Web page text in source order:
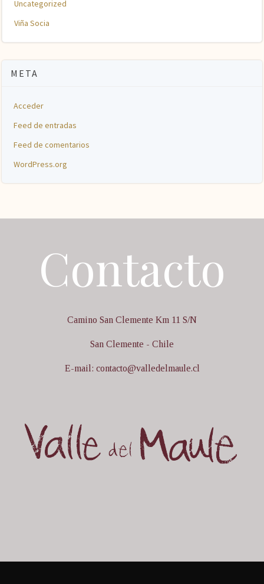
Uncategorized
Viña Socia
META
Acceder
Feed de entradas
Feed de comentarios
WordPress.org
Contacto
Camino San Clemente Km 11 S/N
San Clemente - Chile
E-mail: contacto@valledelmaule.cl